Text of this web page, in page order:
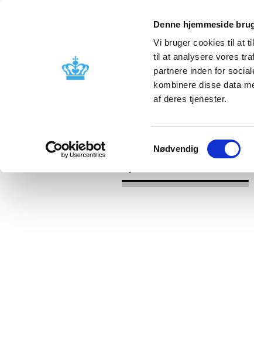
Denne hjemmeside
Vi bruger cookies til at
til at analysere vores
partnere inden for
kombinere disse data
af deres tjenester.
Samtykkevalg
Nødvendig
Godkendelse og